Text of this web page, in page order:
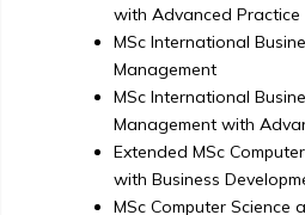
with Advanced Practice
MSc International
Management
MSc International
Management with
Extended MSc
with Business
MSc Computer Science